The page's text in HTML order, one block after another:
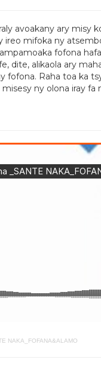
avoakany ary misy
ireo mifoka ny
fofona
dite, alikaola ary
fofona. Raha toa ka
ny olona iray
NAKA_FOFANA&ALAMO